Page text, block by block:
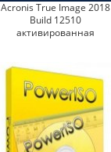
Acronis True Image 2018
Build 12510
активированная